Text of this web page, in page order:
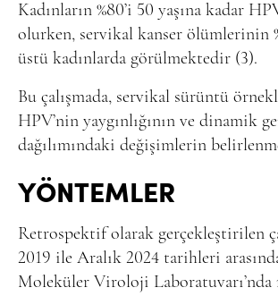
Kadınların %80’i 50 yaşına kadar
olurken, servikal kanser ölümlerinin
üstü kadınlarda görülmektedir (3).
Bu çalışmada, servikal sürüntü
HPV’nin yaygınlığının ve dinamik
dağılımındaki değişimlerin
YÖNTEMLER
Retrospektif olarak gerçekleştirilen
2019 ile Aralık 2024 tarihleri
Moleküler Viroloji